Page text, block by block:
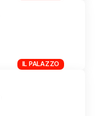
IL PALAZZO